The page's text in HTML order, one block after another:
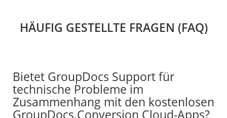
HÄUFIG GESTELLTE FRAGEN (FAQ)
Bietet GroupDocs Support für
technische Probleme im
Zusammenhang mit den kostenlosen
GroupDocs.Conversion Cloud-Apps?